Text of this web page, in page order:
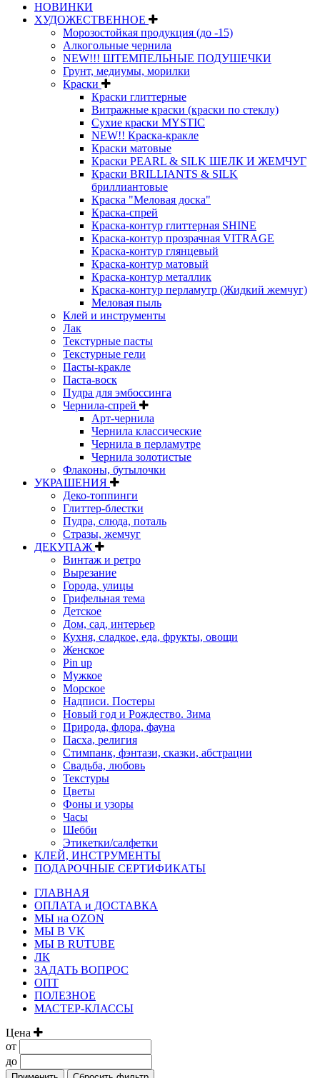
НОВИНКИ
ХУДОЖЕСТВЕННОЕ
Морозостойкая продукция (до -15)
Алкогольные чернила
NEW!!! ШТЕМПЕЛЬНЫЕ ПОДУШЕЧКИ
Грунт, медиумы, морилки
Краски
Краски глиттерные
Витражные краски (краски по стеклу)
Сухие краски MYSTIC
NEW!! Краска-кракле
Краски матовые
Краски PEARL & SILK ШЕЛК И ЖЕМЧУГ
Краски BRILLIANTS & SILK
бриллиантовые
Краска "Меловая доска"
Краска-спрей
Краска-контур глиттерная SHINE
Краска-контур прозрачная VITRAGE
Краска-контур глянцевый
Краска-контур матовый
Краска-контур металлик
Краска-контур перламутр (Жидкий жемчуг)
Меловая пыль
Клей и инструменты
Лак
Текстурные пасты
Текстурные гели
Пасты-кракле
Паста-воск
Пудра для эмбоссинга
Чернила-спрей
Арт-чернила
Чернила классические
Чернила в перламутре
Чернила золотистые
Флаконы, бутылочки
УКРАШЕНИЯ
Деко-топпинги
Глиттер-блестки
Пудра, слюда, поталь
Стразы, жемчуг
ДЕКУПАЖ
Винтаж и ретро
Вырезание
Города, улицы
Грифельная тема
Детское
Дом, сад, интерьер
Кухня, сладкое, еда, фрукты, овощи
Женское
Pin up
Мужкое
Морское
Надписи. Постеры
Новый год и Рождество. Зима
Природа, флора, фауна
Пасха, религия
Стимпанк, фэнтази, сказки, абстрации
Свадьба, любовь
Текстуры
Цветы
Фоны и узоры
Часы
Шебби
Этикетки/салфетки
КЛЕЙ, ИНСТРУМЕНТЫ
ПОДАРОЧНЫЕ СЕРТИФИКАТЫ
ГЛАВНАЯ
ОПЛАТА и ДОСТАВКА
МЫ на OZON
МЫ В VK
МЫ В RUTUBE
ЛК
ЗАДАТЬ ВОПРОС
ОПТ
ПОЛЕЗНОЕ
МАСТЕР-КЛАССЫ
Цена
от
до